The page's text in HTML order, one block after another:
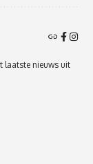
laatste nieuws uit